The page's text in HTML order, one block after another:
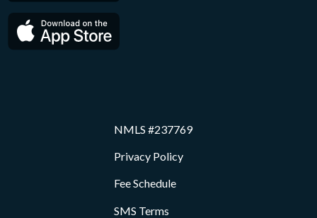
NMLS #237769
Privacy Policy
Fee Schedule
SMS Terms